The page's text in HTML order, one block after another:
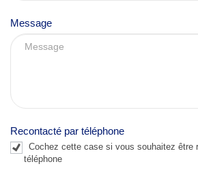
Message
Recontacté par téléphone
Cochez cette case si vous souhaitez être
téléphone
i
e
b
a
n